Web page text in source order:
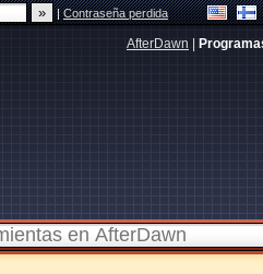
|Contraseña perdida
AfterDawn